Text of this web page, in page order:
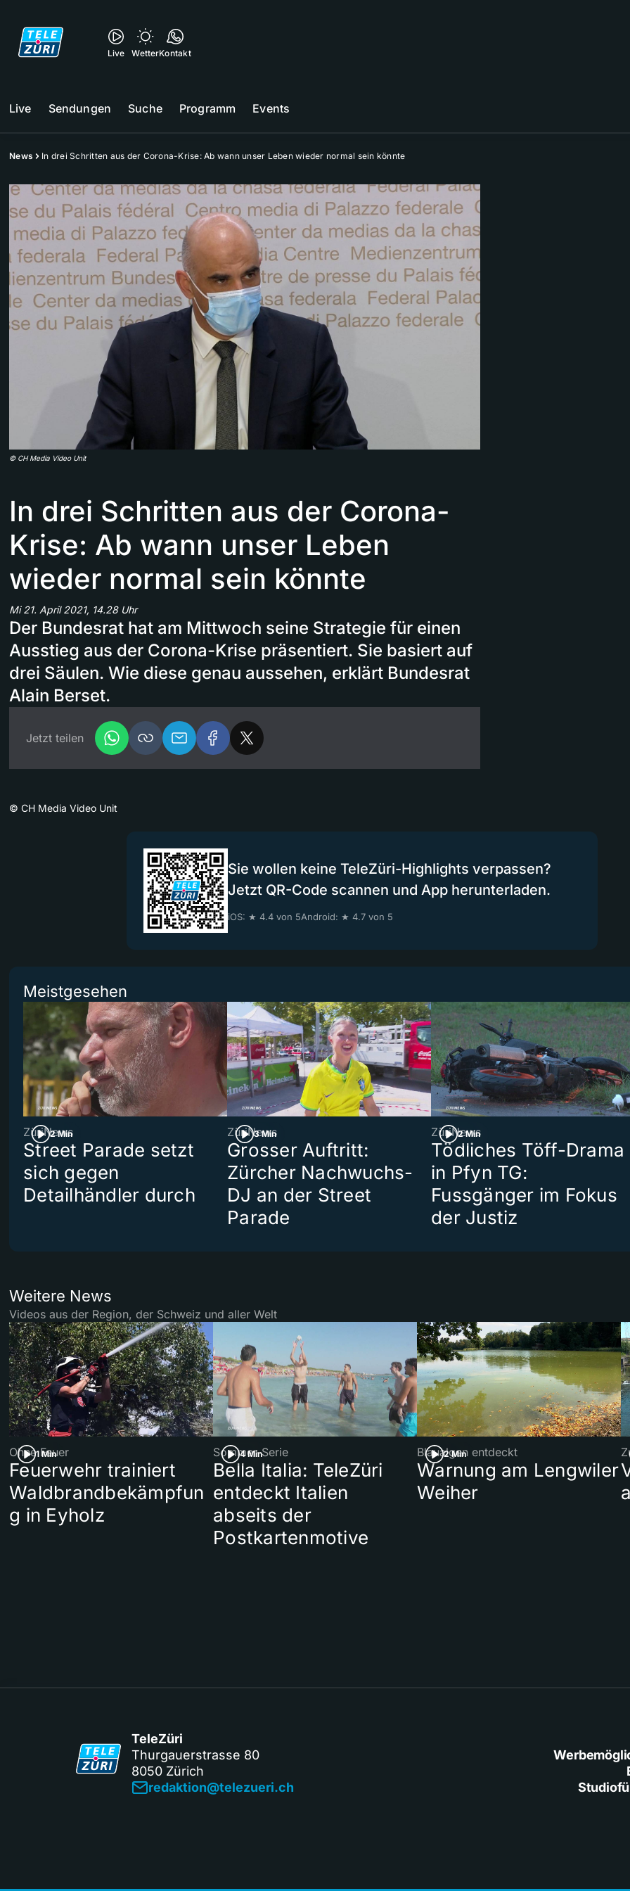
Live WetterKontakt
Live Sendungen Suche Programm Events
News In drei Schritten aus der Corona-Krise: Ab wann unser Leben wieder normal sein könnte
© CH Media Video Unit
In drei Schritten aus der Corona-
Krise: Ab wann unser Leben
wieder normal sein könnte
Mi 21. April 2021, 14.28 Uhr
Der Bundesrat hat am Mittwoch seine Strategie für einen
Ausstieg aus der Corona-Krise präsentiert. Sie basiert auf
drei Säulen. Wie diese genau aussehen, erklärt Bundesrat
Alain Berset.
Jetzt teilen
© CH Media Video Unit
Sie wollen keine TeleZüri-Highlights verpassen?
Jetzt QR-Code scannen und App herunterladen.
iOS: ★ 4.4 von 5Android: ★ 4.7 von 5
Meistgesehen
2 Min
ZüriNews
Street Parade setzt
sich gegen
Detailhändler durch
3 Min
ZüriNews
Grosser Auftritt:
Zürcher Nachwuchs-
DJ an der Street
Parade
2 Min
ZüriNews
Tödliches Töff-Drama
in Pfyn TG:
Fussgänger im Fokus
der Justiz
Weitere News
Videos aus der Region, der Schweiz und aller Welt
1 Min
Ohne Feuer
Feuerwehr trainiert
Waldbrandbekämpfun
g in Eyholz
4 Min
Sommer-Serie
Bella Italia: TeleZüri
entdeckt Italien
abseits der
Postkartenmotive
2 Min
Blaualgen entdeckt
Warnung am Lengwiler
Weiher
TeleZüri
Thurgauerstrasse 80
8050 Zürich
redaktion@telezueri.ch